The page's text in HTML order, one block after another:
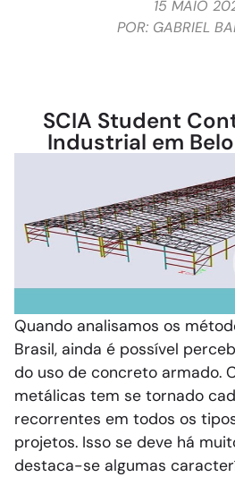
15 MAIO
POR: GABRIEL
SCIA Student
Industrial em
Quando analisamos os
Brasil, ainda é possível
do uso de concreto armado.
metálicas tem se tornado
recorrentes em todos os
projetos. Isso se deve há
destaca-se algumas